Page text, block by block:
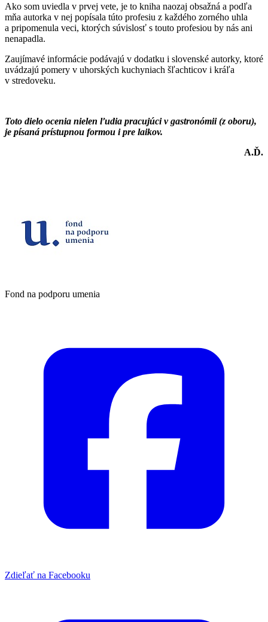
Ako som uviedla v prvej vete, je to kniha naozaj obsažná a podľa
mňa autorka v nej popísala túto profesiu z každého zorného uhla
a pripomenula veci, ktorých súvislosť s touto profesiou by nás ani
nenapadla.
Zaujímavé informácie podávajú v dodatku i slovenské autorky, ktoré
uvádzajú pomery v uhorských kuchyniach šľachticov i kráľa
v stredoveku.
Toto dielo ocenia nielen ľudia pracujúci v gastronómii (z oboru),
je písaná prístupnou formou i pre laikov.
A.Ď.
Fond na podporu umenia
Zdieľať na Facebooku